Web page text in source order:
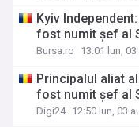
Kyiv
fost numit şef al
Bursa.ro 13:01 lun, 03
Principalul aliat
fost numit șef al
Digi24 12:50 lun, 03